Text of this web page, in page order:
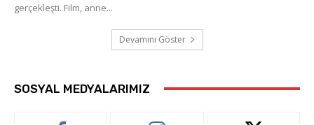
gerçekleşti. Film, anne...
Devamını Göster
SOSYAL MEDYALARIMIZ